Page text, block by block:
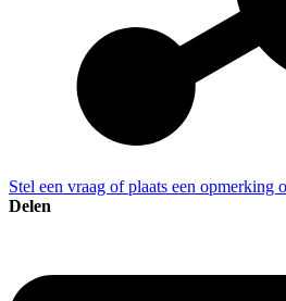
Stel een vraag of plaats een opmerking
Delen